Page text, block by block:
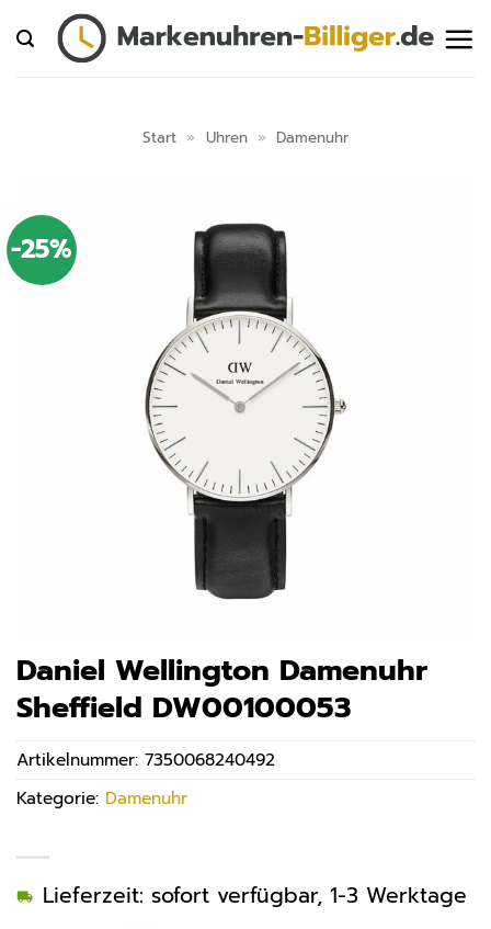
Inhalt
springen
Start » Uhren » Damenuhr
-25%
Daniel Wellington Damenuhr
Sheffield DW00100053
Lieferzeit: sofort verfügbar, 1-3 Werktage
Artikelnummer: 7350068240492
Kategorie: Damenuhr